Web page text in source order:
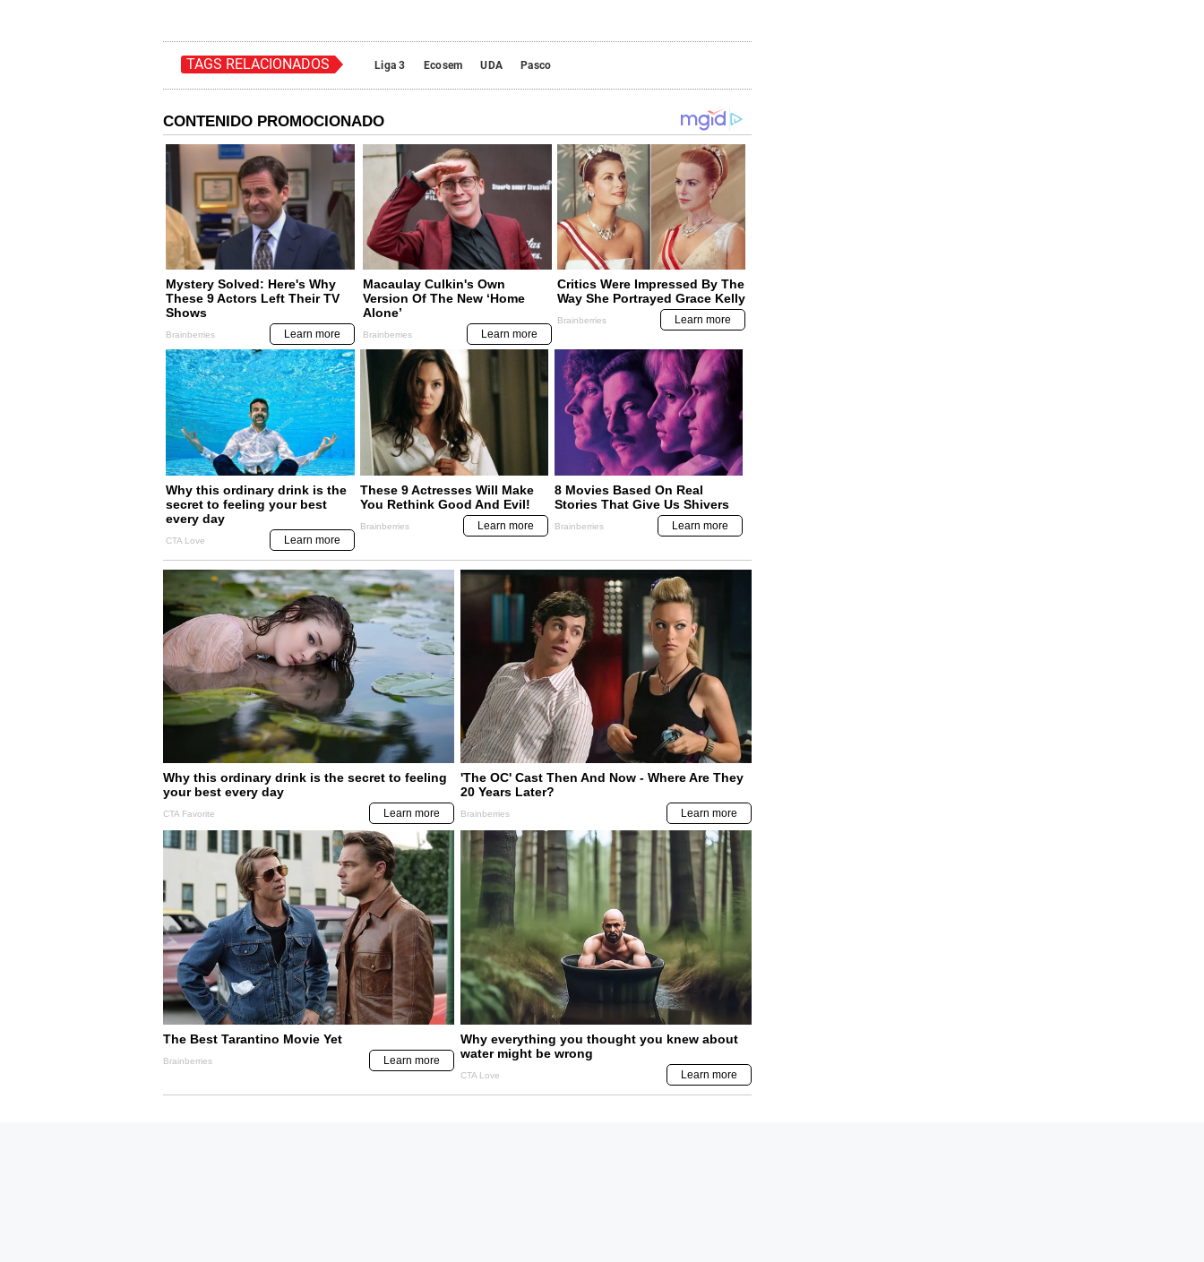
TAGS RELACIONADOS Liga 3 Ecosem UDA Pasco